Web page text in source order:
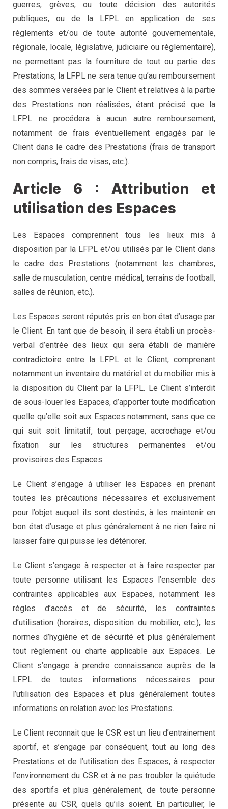
guerres, grèves, ou toute décision des autorités
publiques, ou de la LFPL en application de ses
règlements et/ou de toute autorité gouvernementale,
régionale, locale, législative, judiciaire ou réglementaire),
ne permettant pas la fourniture de tout ou partie des
Prestations, la LFPL ne sera tenue qu’au remboursement
des sommes versées par le Client et relatives à la partie
des Prestations non réalisées, étant précisé que la
LFPL ne procédera à aucun autre remboursement,
notamment de frais éventuellement engagés par le
Client dans le cadre des Prestations (frais de transport
non compris, frais de visas, etc.).
Article 6 : Attribution et
utilisation des Espaces
Les Espaces comprennent tous les lieux mis à
disposition par la LFPL et/ou utilisés par le Client dans
le cadre des Prestations (notamment les chambres,
salle de musculation, centre médical, terrains de football,
salles de réunion, etc.).
Les Espaces seront réputés pris en bon état d’usage par
le Client. En tant que de besoin, il sera établi un procès-
verbal d’entrée des lieux qui sera établi de manière
contradictoire entre la LFPL et le Client, comprenant
notamment un inventaire du matériel et du mobilier mis à
la disposition du Client par la LFPL. Le Client s’interdit
de sous-louer les Espaces, d’apporter toute modification
quelle qu’elle soit aux Espaces notamment, sans que ce
qui suit soit limitatif, tout perçage, accrochage et/ou
fixation sur les structures permanentes et/ou
provisoires des Espaces.
Le Client s’engage à utiliser les Espaces en prenant
toutes les précautions nécessaires et exclusivement
pour l’objet auquel ils sont destinés, à les maintenir en
bon état d’usage et plus généralement à ne rien faire ni
laisser faire qui puisse les détériorer.
Le Client s’engage à respecter et à faire respecter par
toute personne utilisant les Espaces l’ensemble des
contraintes applicables aux Espaces, notamment les
règles d’accès et de sécurité, les contraintes
d’utilisation (horaires, disposition du mobilier, etc.), les
normes d’hygiène et de sécurité et plus généralement
tout règlement ou charte applicable aux Espaces. Le
Client s’engage à prendre connaissance auprès de la
LFPL de toutes informations nécessaires pour
l’utilisation des Espaces et plus généralement toutes
informations en relation avec les Prestations.
Le Client reconnait que le CSR est un lieu d’entrainement
sportif, et s’engage par conséquent, tout au long des
Prestations et de l’utilisation des Espaces, à respecter
l’environnement du CSR et à ne pas troubler la quiétude
des sportifs et plus généralement, de toute personne
présente au CSR, quels qu’ils soient. En particulier, le